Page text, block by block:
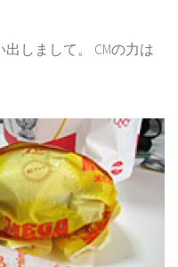
しまして。 CMの力は